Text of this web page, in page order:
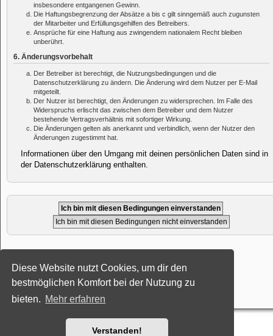
Diese Website nutzt Cookies, um dir den
bestmöglichen Komfort bei der Nutzung zu
bieten. Mehr erfahren
Verstanden!
insbesondere entgangenen Gewinn.
Die Haftungsbegrenzung der Absätze a bis c gilt sinngemäß auch zugunsten
der Mitarbeiter und Erfüllungsgehilfen des Betreibers.
Ansprüche für eine Haftung aus zwingendem nationalem Recht bleiben
unberührt.
6. Änderungsvorbehalt
Der Betreiber ist berechtigt, die Nutzungsbedingungen und die
Datenschutzerklärung zu ändern. Die Änderung wird dem Nutzer per E-Mail
mitgeteilt.
Der Nutzer ist berechtigt, den Änderungen zu widersprechen. Im Falle des
Widerspruchs erlischt das zwischen dem Betreiber und dem Nutzer
bestehende Vertragsverhältnis mit sofortiger Wirkung.
Die Änderungen gelten als anerkannt und verbindlich, wenn der Nutzer den
Änderungen zugestimmt hat.
Informationen über den Umgang mit deinen persönlichen Daten sind in
der Datenschutzerklärung enthalten.
Deutsche Übersetzung durch phpBB.de
Style: Black-Silver-Split by Joyce&Luna
phpBB-Style-Design
Datenschutz |Nutzungsbedingungen